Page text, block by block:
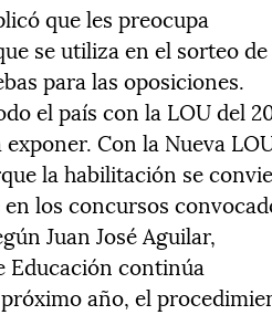
que les preocupa
se utiliza en el sorteo
para las oposiciones.
el país con la LOU del
Con la Nueva
la habilitación se
los concursos
Juan José Aguilar,
Educación continúa
año, el